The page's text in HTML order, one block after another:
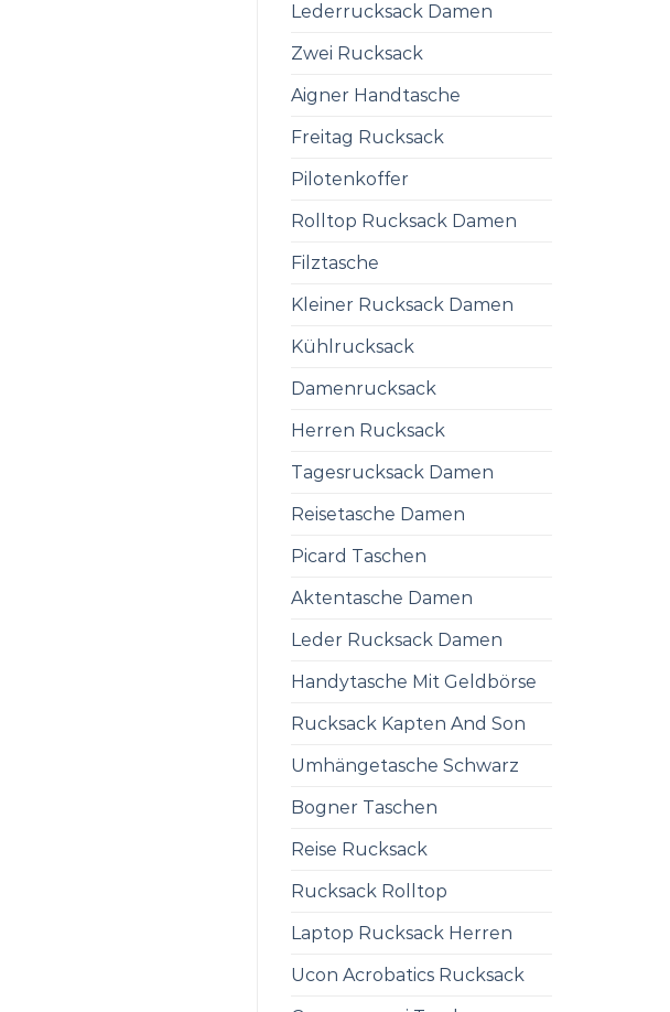
Lederrucksack Damen
Zwei Rucksack
Aigner Handtasche
Freitag Rucksack
Pilotenkoffer
Rolltop Rucksack Damen
Filztasche
Kleiner Rucksack Damen
Kühlrucksack
Damenrucksack
Herren Rucksack
Tagesrucksack Damen
Reisetasche Damen
Picard Taschen
Aktentasche Damen
Leder Rucksack Damen
Handytasche Mit Geldbörse
Rucksack Kapten And Son
Umhängetasche Schwarz
Bogner Taschen
Reise Rucksack
Rucksack Rolltop
Laptop Rucksack Herren
Ucon Acrobatics Rucksack